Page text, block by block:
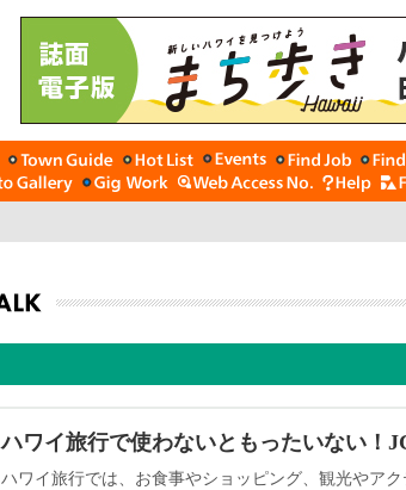
ハワイ旅行で使わないともったいない！
ハワイ旅行では、お食事やショッピング、観光やア